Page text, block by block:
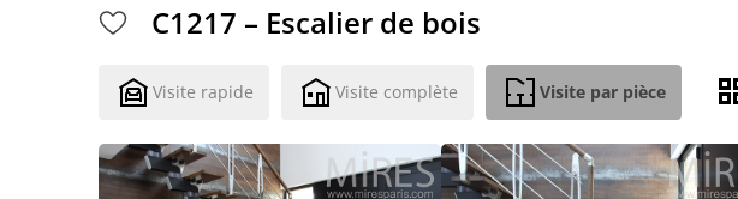
C1217 – Escalier de bois
Visite rapide Visite complète Visite par pièce